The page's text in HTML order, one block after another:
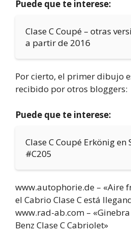
Puede que te interese:
Clase C Coupé – otras
a partir de 2016
Por cierto, el primer dibujo
recibido por otros bloggers:
Puede que te interese:
Clase C Coupé Erkönig
#C205
www.autophorie.de – «Aire
el Cabrio Clase C está
www.rad-ab.com –
Benz Clase C Cabriolet»